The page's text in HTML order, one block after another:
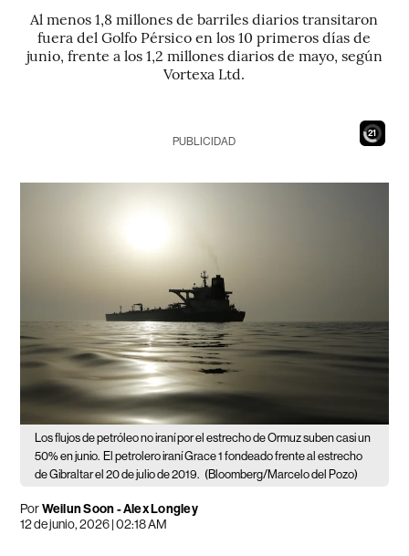
Al menos 1,8 millones de barriles diarios transitaron
fuera del Golfo Pérsico en los 10 primeros días de
junio, frente a los 1,2 millones diarios de mayo, según
Vortexa Ltd.
19
PUBLICIDAD
Los flujos de petróleo no iraní por el estrecho de Ormuz suben casi un
50% en junio. El petrolero iraní Grace 1 fondeado frente al estrecho
de Gibraltar el 20 de julio de 2019. (Bloomberg/Marcelo del Pozo)
PorWeilun Soon - Alex Longley
12 de junio, 2026 | 02:18 AM